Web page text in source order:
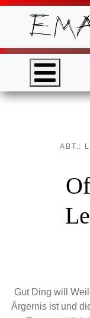
ABT.:
Gut Ding will
Ärgernis ist und